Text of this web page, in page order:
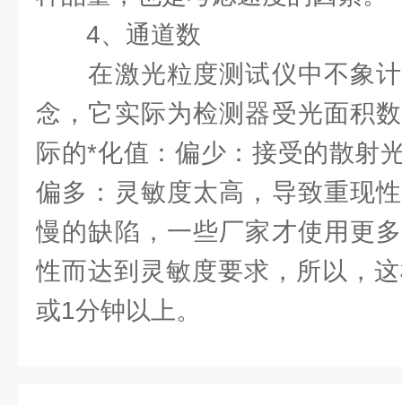
4、通道数
在激光粒度测试仪中不象计
念，它实际为检测器受光面积
际的*化值：偏少：接受的散射
偏多：灵敏度太高，导致重现
慢的缺陷，一些厂家才使用更
性而达到灵敏度要求，所以，
或1分钟以上。